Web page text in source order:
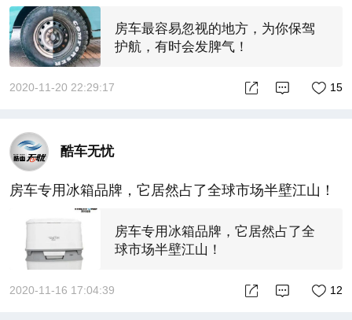
房车最容易忽视的地方，为你保驾
护航，有时会发脾气！
2020-11-20 22:29:17 15
酷车无忧
房车专用冰箱品牌，它居然占了全球市场半壁江山！
房车专用冰箱品牌，它居然占了全
球市场半壁江山！
2020-11-16 17:04:39 12